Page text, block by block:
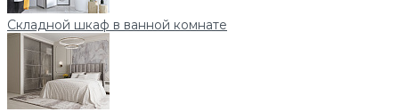
Складной шкаф в ванной комнате